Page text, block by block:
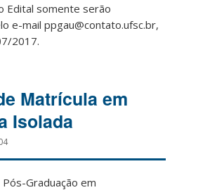
Edital somente serão
e-mail ppgau@contato.ufsc.br,
2017.
Matrícula em
Isolada
Graduação em